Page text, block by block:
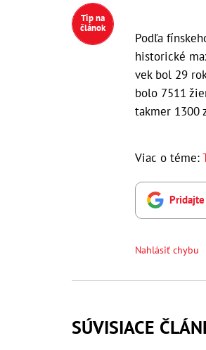
Tip na
článok
Podľa
historické
vek bol 29
bolo 7511
takmer 1300
Viac o téme:
Pridajte
Nahlásiť chybu
SÚVISIACE